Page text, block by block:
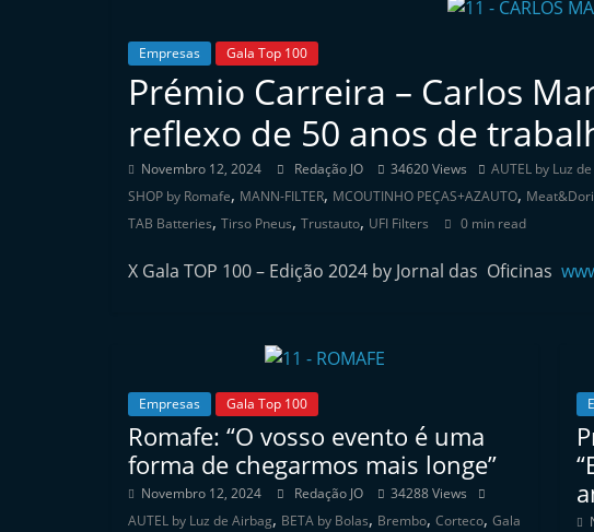
Empresas Gala Top 100
Prémio Carreira – Carlos
reflexo de 50 anos de
Novembro 12, 2024 Redação JO 34620 Views AUTEL by Luz
SHOP by Romafe, MANN-FILTER, MCOUTINHO PEÇAS+AZAUTO,
TAB Batteries, Tirso Pneus, Trustauto, UFI Filters 0 min read
X Gala TOP 100 – Edição 2024 by Jornal das Oficinas
Empresas Gala Top 100
Romafe: “O vosso evento é uma
forma de chegarmos mais longe”
Novembro 12, 2024 Redação JO
34288 Views
AUTEL by Luz de Airbag, BETA by Bolas, Brembo, Corteco, Gala